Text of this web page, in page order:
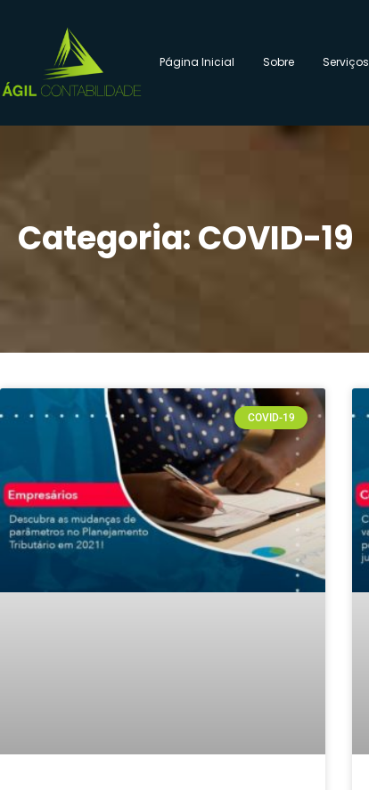
Página Inicial Sobre Serviços
Categoria: COVID-19
COVID-19